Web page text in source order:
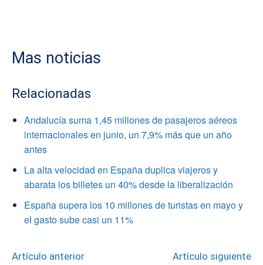
Mas noticias
Relacionadas
Andalucía suma 1,45 millones de pasajeros aéreos
internacionales en junio, un 7,9% más que un año
antes
La alta velocidad en España duplica viajeros y
abarata los billetes un 40% desde la liberalización
España supera los 10 millones de turistas en mayo y
el gasto sube casi un 11%
Artículo anterior Artículo siguiente